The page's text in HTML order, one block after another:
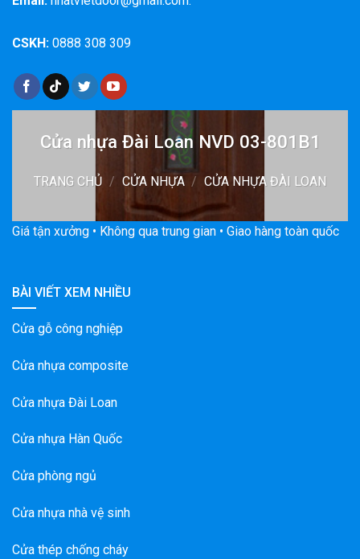
CSKH: 0888 308 309
Cửa nhựa Đài Loan NVD 03-801B1
TRANG CHỦ / CỬA NHỰA / CỬA NHỰA ĐÀI LOAN
Giá tận xưởng • Không qua trung gian • Giao hàng toàn quốc
BÀI VIẾT XEM NHIỀU
Cửa gỗ công nghiệp
Cửa nhựa composite
Cửa nhựa Đài Loan
Cửa nhựa Hàn Quốc
Cửa phòng ngủ
Cửa nhựa nhà vệ sinh
Cửa thép chống cháy